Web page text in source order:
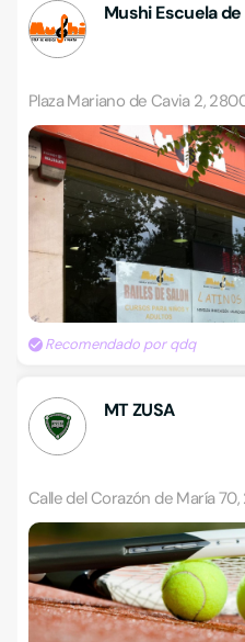
Mushi Escuela
Plaza Mariano de Cavia 2,
Recomendado por qdq
MT ZUSA
Calle del Corazón de María